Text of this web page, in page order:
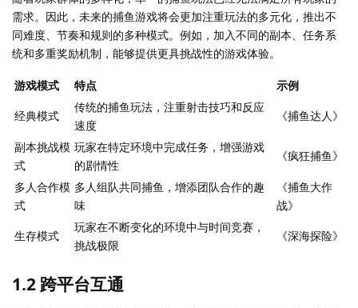
需求。因此，未来的捕鱼游戏将会更加注重玩法的多元化，推出不
同难度、节奏和规则的多种模式。例如，加入不同的副本、任务系
统和多重奖励机制，能够提供更具挑战性的游戏体验。
游戏模式 特点
示例
经典模式
传统的捕鱼玩法，注重射击技巧和反应
速度
《捕鱼达人》
副本挑战模
式
玩家在特定环境中完成任务，增强游戏
的剧情性
《疯狂捕鱼》
多人合作模
式
多人组队共同捕鱼，增添团队合作的趣
味
《捕鱼大作
战》
生存模式
玩家在不断变化的环境中与时间竞赛，
挑战极限
《深海探险》
1.2 跨平台互通